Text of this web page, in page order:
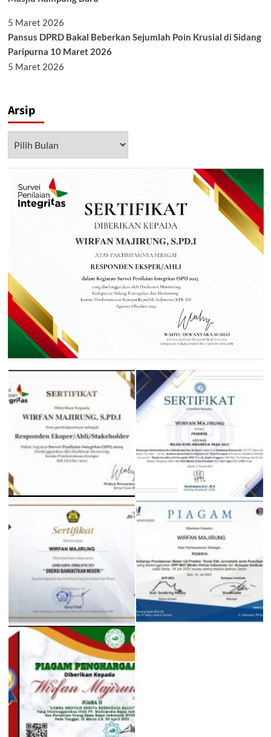
5 Maret 2026
Pansus DPRD Bakal Beberkan Sejumlah Poin Krusial di Sidang
Paripurna 10 Maret 2026
5 Maret 2026
Arsip